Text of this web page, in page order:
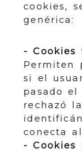
cookies,
genérica:
- Cookies
Permiten
si el
pasado
rechazó
conecta
- Cookies